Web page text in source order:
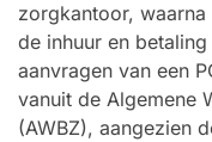
zorgkantoor,
de inhuur en
aanvragen van een
vanuit de Algemene
(AWBZ), aangezien